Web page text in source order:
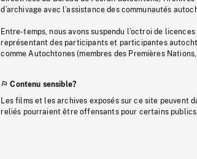
d’archivage avec l’assistance des communautés
Entre-temps, nous avons suspendu l’octroi de
représentant des participants et participantes
comme Autochtones (membres des Premières
Contenu sensible?
Les films et les archives exposés sur ce site peuvent
reliés pourraient être offensants pour certains publics.